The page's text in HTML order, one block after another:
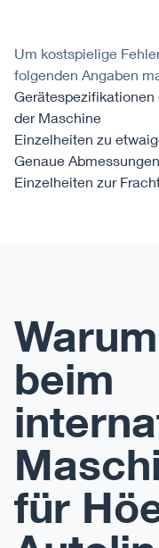
Um kostspielige
folgenden Angaben
der Maschine
Einzelheiten zu
Genaue
Einzelheiten zur
beim
für